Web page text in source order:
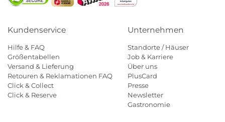
Kundenservice
Hilfe & FAQ
Größentabellen
Versand & Lieferung
Retouren & Reklamationen FAQ
Click & Collect
Click & Reserve
Unternehmen
Standorte / Häuser
Job & Karriere
Über uns
PlusCard
Presse
Newsletter
Gastronomie